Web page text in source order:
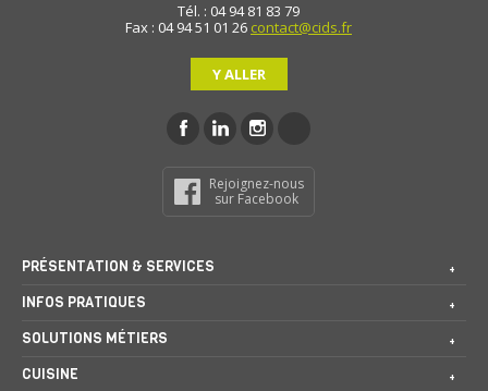
Tél. : 04 94 81 83 79
Fax : 04 94 51 01 26 contact@cids.fr
Y ALLER
Rejoignez-nous
sur Facebook
PRÉSENTATION & SERVICES
INFOS PRATIQUES
SOLUTIONS MÉTIERS
CUISINE